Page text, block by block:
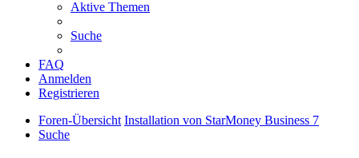
Aktive Themen
Suche
FAQ
Anmelden
Registrieren
Foren-Übersicht Installation von StarMoney Business 7
Suche